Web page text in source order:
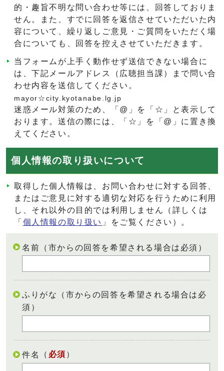
的・趣旨不明な問い合わせ等には、回答しておりま
せん。また、すでに回答を返信させていただいた内
容について、繰り返しご意見・ご質問をいただく場
合についても、回答を控えさせていただきます。
当フォームが上手く動作せず送信できない場合に
は、下記メールアドレス（広聴担当課）まで問い合
わせ内容を送信してください。
mayor☆city.kyotanabe.lg.jp
迷惑メール対策のため、「@」を「☆」と表示して
おります。送信の際には、「☆」を「@」に置き換
えてください。
個人情報の取り扱いについて
取得した個人情報は、お問い合わせに対する回答、
またはご意見に対する適切な対応を行うために利用
し、それ以外の目的では利用しません（詳しくは
「 個人情報の取り扱い 」をご覧ください）。
名前（市からの回答を希望される場合は必須）
ふりがな（市からの回答を希望される場合は必
須）
件名 （ 必須 ）